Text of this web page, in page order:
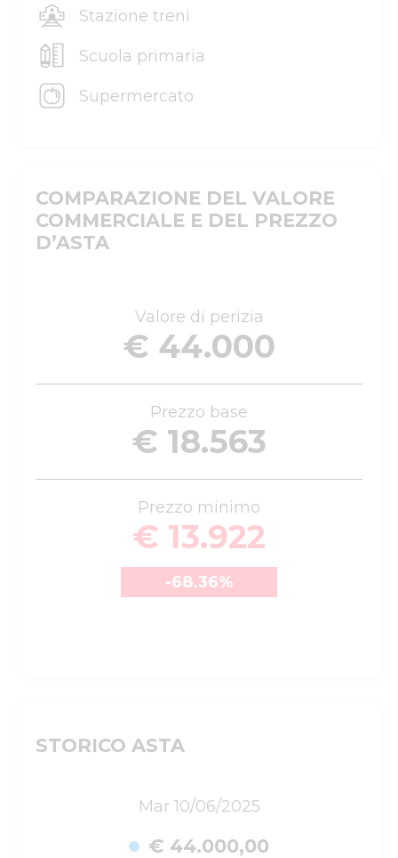
Stazione treni
Scuola primaria
Supermercato
COMPARAZIONE DEL VALORE
COMMERCIALE E DEL PREZZO
D’ASTA
Valore di perizia
€ 44.000
Prezzo base
€ 18.563
Prezzo minimo
€ 13.922
-68.36%
STORICO ASTA
Mar 10/06/2025
€ 44.000,00